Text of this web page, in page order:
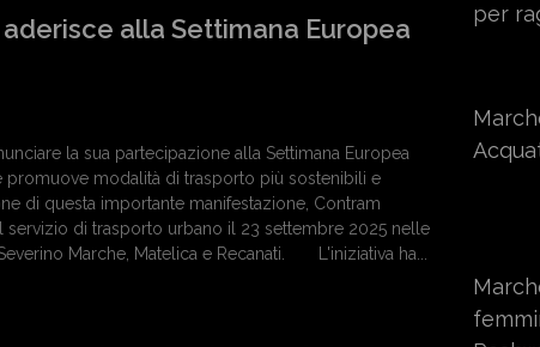
alla Settimana Europea
la sua partecipazione alla Settimana Europea
promuove modalità di trasporto più sostenibili e
di questa importante manifestazione, Contram
servizio di trasporto urbano il 23 settembre 2025 nelle
Marche, Matelica e Recanati. L'iniziativa ha...
per